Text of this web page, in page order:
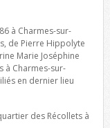
à Charmes-sur-
de Pierre Hippolyte
Marie Joséphine
à Charmes-sur-
en dernier lieu
des Récollets à